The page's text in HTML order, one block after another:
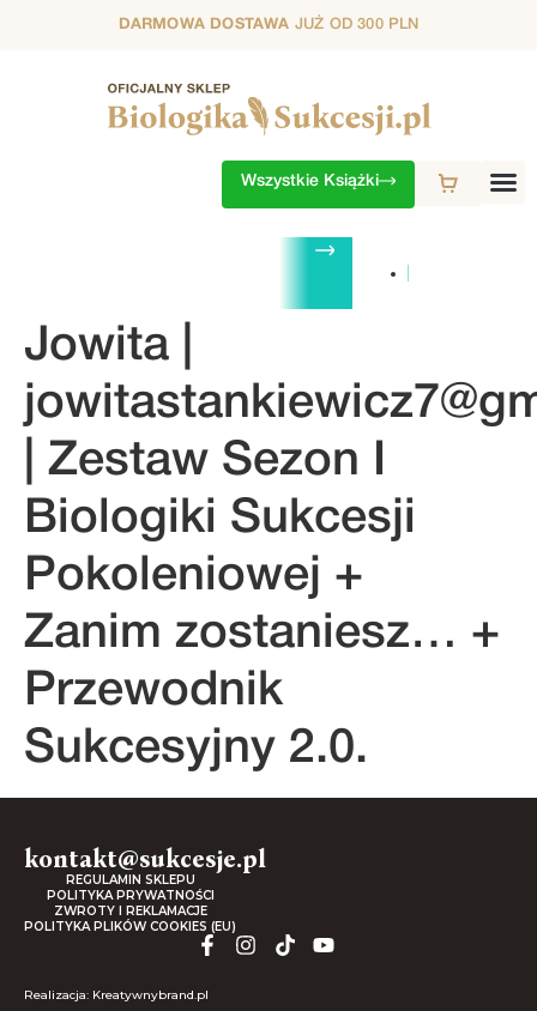
DARMOWA DOSTAWA JUŻ OD 300 PLN
Wszystkie Książki
4. SEZON
Jowita |
| Zestaw Sezon I
Biologiki Sukcesji
Pokoleniowej +
Zanim zostaniesz… +
Przewodnik
Sukcesyjny 2.0.
kontakt@sukcesje.pl
REGULAMIN SKLEPU
POLITYKA PRYWATNOŚCI
ZWROTY I REKLAMACJE
POLITYKA PLIKÓW COOKIES (EU)
Realizacja: Kreatywnybrand.pl